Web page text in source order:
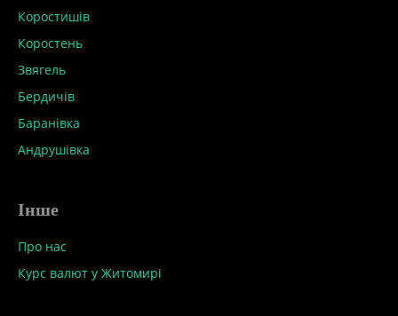
Коростишів
Коростень
Звягель
Бердичів
Баранівка
Андрушівка
Інше
Про нас
Курс валют у Житомирі